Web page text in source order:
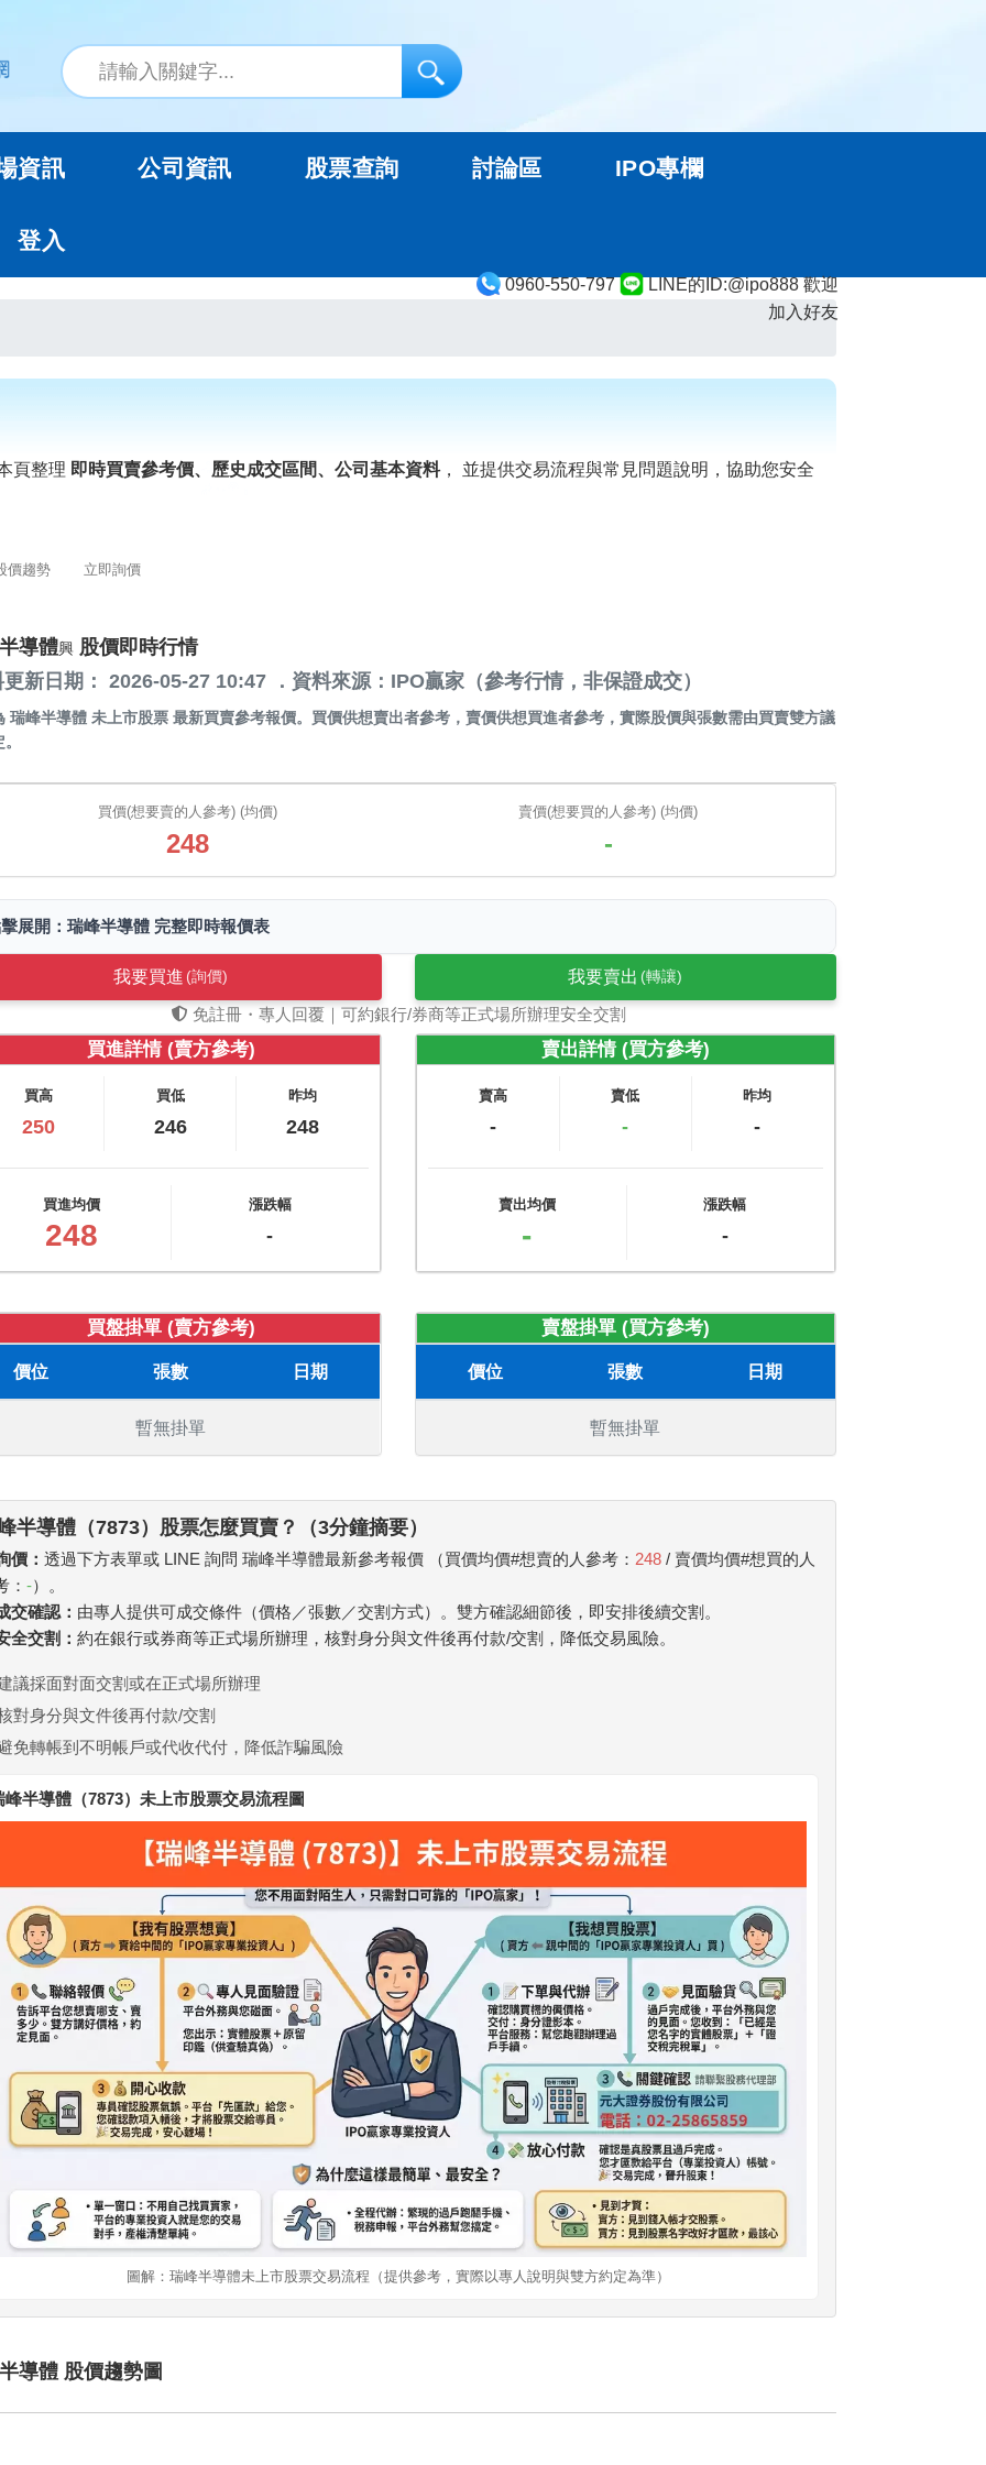
0960-550-797
LINE的ID:@ipo888 歡迎
加入好友
資訊 公司資訊 股票查詢 討論區 IPO專欄
登入
頁整理 即時買賣參考價、歷史成交區間、公司基本資料， 並提供交易流程與常見問題說明，協助您安全
價趨勢 立即詢價
導體興 股價即時行情
更新日期： 2026-05-27 10:47 ．資料來源：IPO贏家（參考行情，非保證成交）
瑞峰半導體 未上市股票 最新買賣參考報價。買價供想賣出者參考，賣價供想買進者參考，實際股價與張數需由買賣雙方議
買價(想要賣的人參考) (均價)
248
賣價(想要買的人參考) (均價)
-
展開：瑞峰半導體 完整即時報價表
我要買進 (詢價) 我要賣出 (轉讓)
免註冊・專人回覆｜可約銀行/券商等正式場所辦理安全交割
買進詳情 (賣方參考)
買高
250
買低
246
昨均
248
買進均價
248
漲跌幅
-
賣出詳情 (買方參考)
賣高
-
賣低
-
昨均
-
賣出均價
-
漲跌幅
-
買盤掛單 (賣方參考)
價位 張數 日期
暫無掛單
賣盤掛單 (買方參考)
價位 張數 日期
暫無掛單
半導體（7873）股票怎麼買賣？（3分鐘摘要）
價：透過下方表單或 LINE 詢問 瑞峰半導體最新參考報價 （買價均價#想賣的人參考： 248 / 賣價均價#想買的人
：-）。
交確認： 由專人提供可成交條件（價格／張數／交割方式）。雙方確認細節後，即安排後續交割。
全交割：約在銀行或券商等正式場所辦理，核對身分與文件後再付款/交割，降低交易風險。
議採面對面交割或在正式場所辦理
對身分與文件後再付款/交割
免轉帳到不明帳戶或代收代付，降低詐騙風險
峰半導體（7873）未上市股票交易流程圖
圖解：瑞峰半導體未上市股票交易流程（提供參考，實際以專人說明與雙方約定為準）
導體 股價趨勢圖